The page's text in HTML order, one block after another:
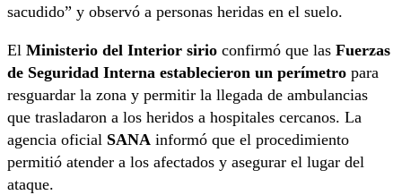
sacudido” y observó a personas heridas en el suelo.
El Ministerio del Interior sirio confirmó que las Fuerzas
de Seguridad Interna establecieron un perímetro para
resguardar la zona y permitir la llegada de ambulancias
que trasladaron a los heridos a hospitales cercanos. La
agencia oficial SANA informó que el procedimiento
permitió atender a los afectados y asegurar el lugar del
ataque.